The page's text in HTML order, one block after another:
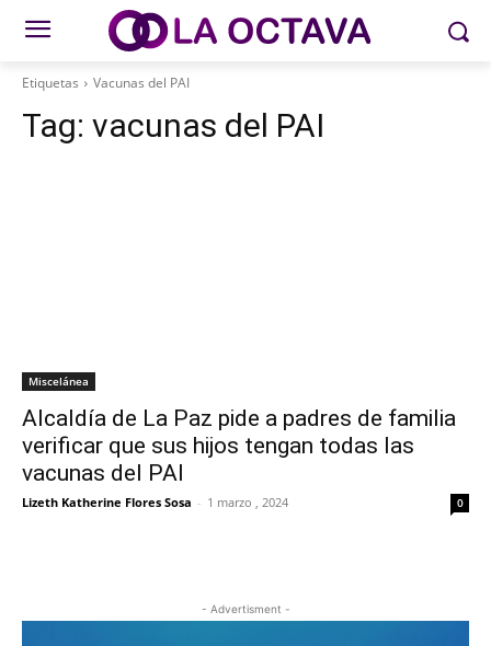
Etiquetas Vacunas del PAI
Tag: vacunas del PAI
Miscelánea
Alcaldía de La Paz pide a padres de familia
verificar que sus hijos tengan todas las
vacunas del PAI
Lizeth Katherine Flores Sosa - 1 marzo , 2024 0
- Advertisment -